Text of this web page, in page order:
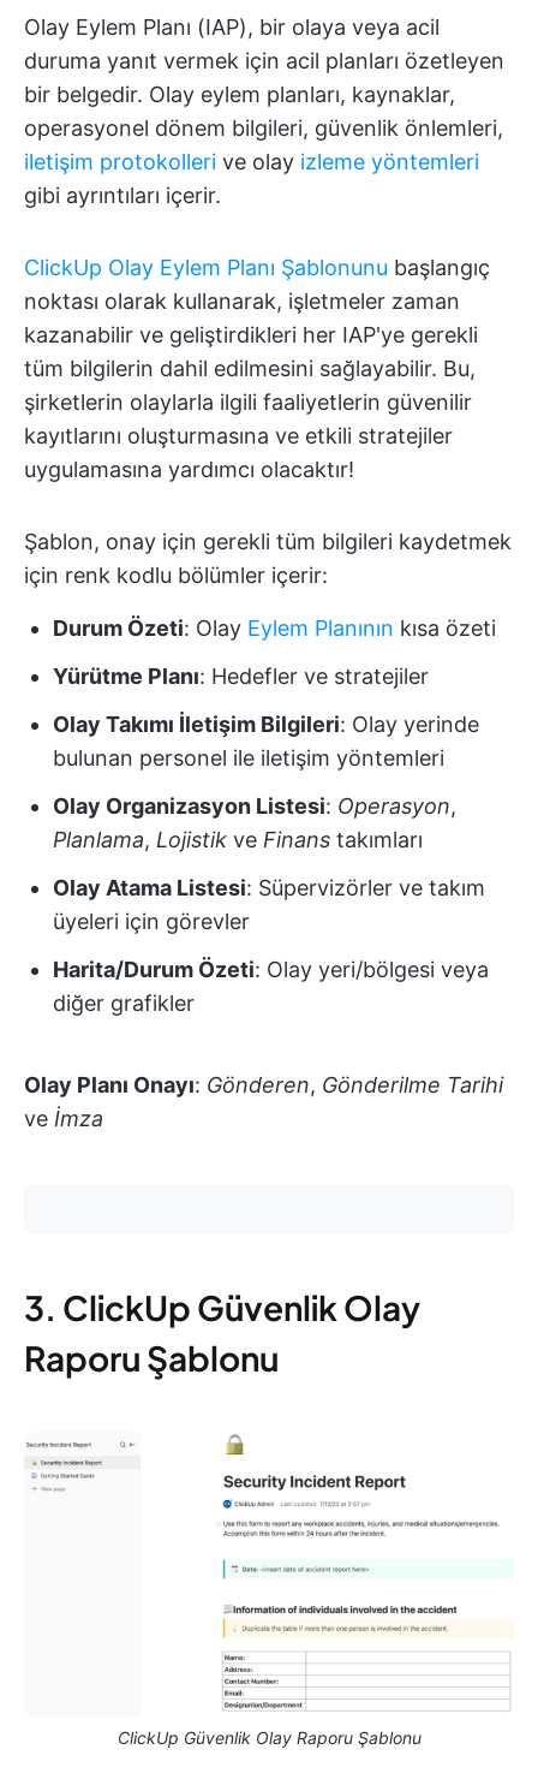
Olay Eylem Planı (IAP), bir olaya veya acil
duruma yanıt vermek için acil planları özetleyen
bir belgedir. Olay eylem planları, kaynaklar,
operasyonel dönem bilgileri, güvenlik önlemleri,
iletişim protokolleri ve olay izleme yöntemleri
gibi ayrıntıları içerir.
ClickUp Olay Eylem Planı Şablonunu başlangıç
noktası olarak kullanarak, işletmeler zaman
kazanabilir ve geliştirdikleri her IAP'ye gerekli
tüm bilgilerin dahil edilmesini sağlayabilir. Bu,
şirketlerin olaylarla ilgili faaliyetlerin güvenilir
kayıtlarını oluşturmasına ve etkili stratejiler
uygulamasına yardımcı olacaktır!
Şablon, onay için gerekli tüm bilgileri kaydetmek
için renk kodlu bölümler içerir:
Durum Özeti: Olay Eylem Planının kısa özeti
Yürütme Planı: Hedefler ve stratejiler
Olay Takımı İletişim Bilgileri: Olay yerinde
bulunan personel ile iletişim yöntemleri
Olay Organizasyon Listesi: Operasyon,
Planlama, Lojistik ve Finans takımları
Olay Atama Listesi: Süpervizörler ve takım
üyeleri için görevler
Harita/Durum Özeti: Olay yeri/bölgesi veya
diğer grafikler
Olay Planı Onayı: Gönderen, Gönderilme Tarihi
ve İmza
3. ClickUp Güvenlik Olay
Raporu Şablonu
ClickUp Güvenlik Olay Raporu Şablonu